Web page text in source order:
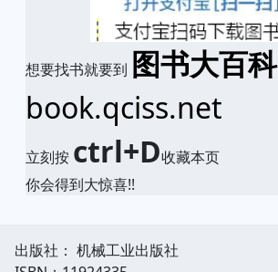
想要找书就要到 图书大百科
book.qciss.net
立刻按 ctrl+D收藏本页
你会得到大惊喜!!
出版社： 机械工业出版社